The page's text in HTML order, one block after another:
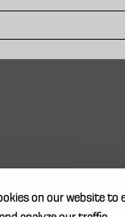
on our website to